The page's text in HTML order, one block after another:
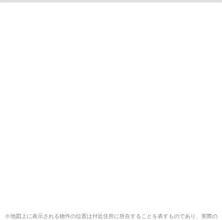
※地図上に表示される物件の位置は付近住所に所在することを表すものであり、実際の